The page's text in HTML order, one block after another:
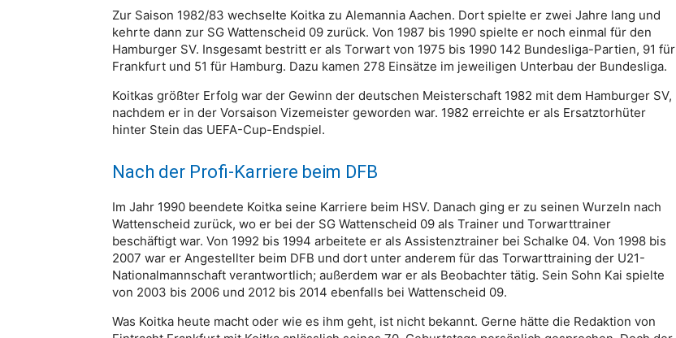
Zur Saison 1982/83 wechselte Koitka zu Alemannia Aachen. Dort spielte er zwei Jahre lang und
kehrte dann zur SG Wattenscheid 09 zurück. Von 1987 bis 1990 spielte er noch einmal für den
Hamburger SV. Insgesamt bestritt er als Torwart von 1975 bis 1990 142 Bundesliga-Partien, 91 für
Frankfurt und 51 für Hamburg. Dazu kamen 278 Einsätze im jeweiligen Unterbau der Bundesliga.
Koitkas größter Erfolg war der Gewinn der deutschen Meisterschaft 1982 mit dem Hamburger SV,
nachdem er in der Vorsaison Vizemeister geworden war. 1982 erreichte er als Ersatztorhüter
hinter Stein das UEFA-Cup-Endspiel.
Nach der Profi-Karriere beim DFB
Im Jahr 1990 beendete Koitka seine Karriere beim HSV. Danach ging er zu seinen Wurzeln nach
Wattenscheid zurück, wo er bei der SG Wattenscheid 09 als Trainer und Torwarttrainer
beschäftigt war. Von 1992 bis 1994 arbeitete er als Assistenztrainer bei Schalke 04. Von 1998 bis
2007 war er Angestellter beim DFB und dort unter anderem für das Torwarttraining der U21-
Nationalmannschaft verantwortlich; außerdem war er als Beobachter tätig. Sein Sohn Kai spielte
von 2003 bis 2006 und 2012 bis 2014 ebenfalls bei Wattenscheid 09.
Was Koitka heute macht oder wie es ihm geht, ist nicht bekannt. Gerne hätte die Redaktion von